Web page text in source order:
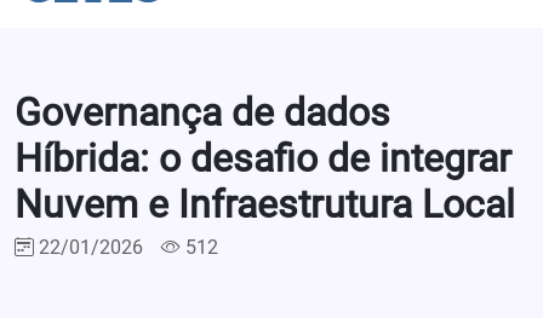
Governança de dados
Híbrida: o desafio de integrar
Nuvem e Infraestrutura Local
22/01/2026 512